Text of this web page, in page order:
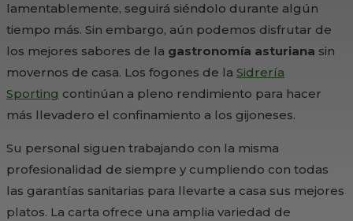
lamentablemente, seguirá siéndolo durante algún
tiempo más. Sin embargo, aún podemos disfrutar de
los mejores sabores de la gastronomía asturiana sin
movernos de casa. Los fogones de la Sidrería
Sporting continúan a pleno rendimiento para hacer
más llevadero el confinamiento a los gijoneses.
Su personal siguen trabajando con la misma
profesionalidad de siempre y cumpliendo con todas
las garantías sanitarias para llevarte a casa sus mejores
platos. La carta ofrece una amplia variedad de